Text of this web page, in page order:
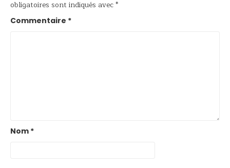
obligatoires sont indiqués avec*
Commentaire *
Nom *